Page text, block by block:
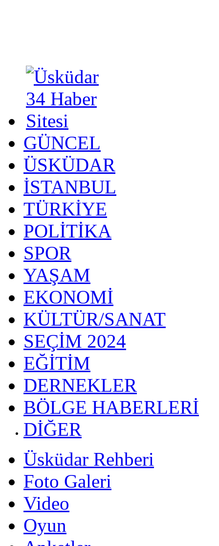
GÜNCEL
ÜSKÜDAR
İSTANBUL
TÜRKİYE
POLİTİKA
SPOR
YAŞAM
EKONOMİ
KÜLTÜR/SANAT
SEÇİM 2024
EĞİTİM
DERNEKLER
BÖLGE HABERLERİ
DİĞER
Üsküdar Rehberi
Foto Galeri
Video
Oyun